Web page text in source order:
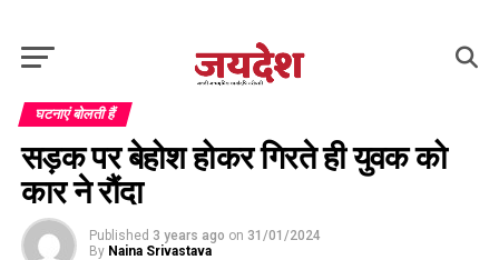
घटनाएं बोलती हैं
सड़क पर बेहोश होकर गिरते ही युवक को
कार ने रौंदा
Published 3 years ago on 31/01/2024
By Naina Srivastava